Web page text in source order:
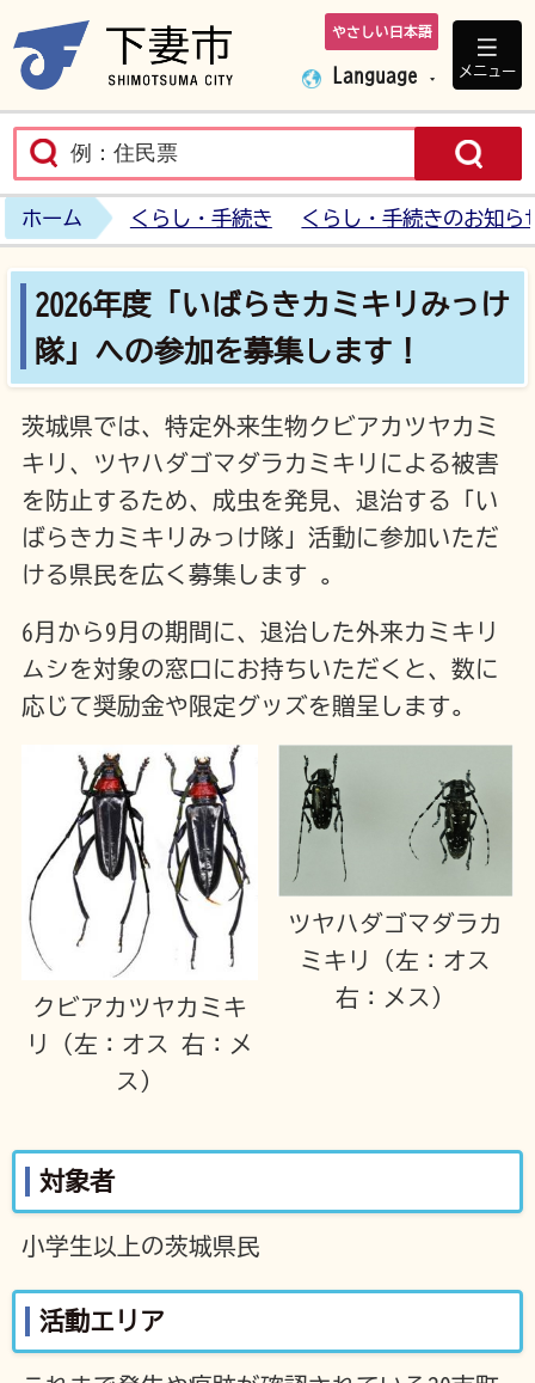
下妻市ホームペ
やさしい日本語
Language メニュー
ホーム くらし・手続き くらし・手続きのお知ら
2026年度「いばらきカミキリみっけ
隊」への参加を募集します！
茨城県では、特定外来生物クビアカツヤカミ
キリ、ツヤハダゴマダラカミキリによる被害
を防止するため、成虫を発見、退治する「い
ばらきカミキリみっけ隊」活動に参加いただ
ける県民を広く募集します 。
6月から9月の期間に、退治した外来カミキリ
ムシを対象の窓口にお持ちいただくと、数に
応じて奨励金や限定グッズを贈呈します。
クビアカツヤカミキ
リ（左：オス 右：メ
ス）
ツヤハダゴマダラカ
ミキリ（左：オス
右：メス）
対象者
小学生以上の茨城県民
活動エリア